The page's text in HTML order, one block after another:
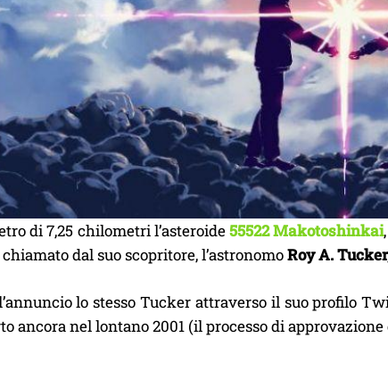
di 7,25 chilometri l’asteroide55522 Makotoshinkai
dal suo scopritore, l’astronomoRoy A.
lo stesso Tucker attraverso il suo profilo
ancora nel lontano 2001 (il processo di